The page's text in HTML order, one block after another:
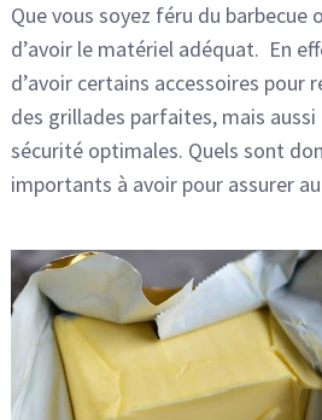
Que vous soyez féru du barbecue
d’avoir le matériel adéquat. En
d’avoir certains accessoires pour
des grillades parfaites, mais
sécurité optimales. Quels sont
importants à avoir pour assurer